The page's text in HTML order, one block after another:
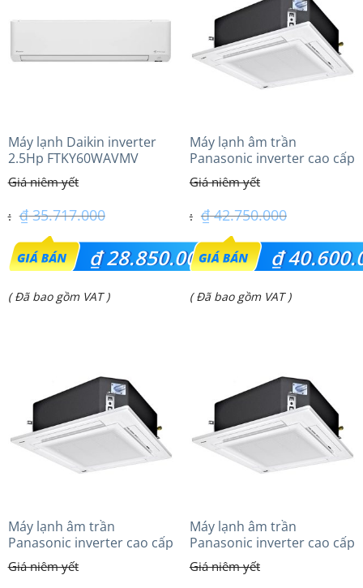
₫ 56.500.000. ₫ 22.700.000.
Máy lạnh Daikin inverter
2.5Hp FTKY60WAVMV
₫35.717.000
Giá
gốc
là:
₫28.850.000
Giá
₫ 28.850.000.
( Đã bao gồm VAT )
Máy lạnh âm trần
Panasonic inverter cao cấp
(5.0Hp) S-3448PU3HA/U-
43PRH1H5
₫42.750.000
Giá
gốc
là:
₫
Giá
₫ 40.600.000.
( Đã bao gồm VAT )
Máy lạnh âm trần
Panasonic inverter cao cấp
(4.0Hp) S-3448PU3HA/U-
34PRH1H5
Máy lạnh âm trần
Panasonic inverter cao cấp
(6.0Hp) S-3448PU3HA/U-
48PRH1H5